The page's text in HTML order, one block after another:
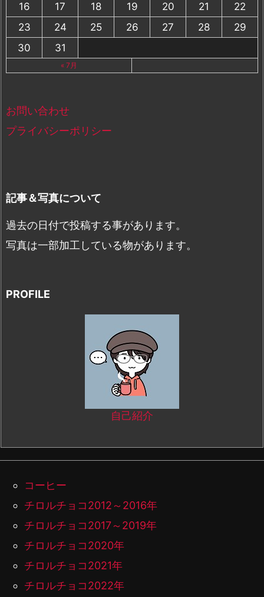
16
17 18 19 20 21
22
23
24 25 26 27 28
29
30
31
« 7月
お問い合わせ
プライバシーポリシー
記事＆写真について
過去の日付で投稿する事があります。
写真は一部加工している物があります。
PROFILE
自己紹介
コーヒー
チロルチョコ2012～2016年
チロルチョコ2017～2019年
チロルチョコ2020年
チロルチョコ2021年
チロルチョコ2022年